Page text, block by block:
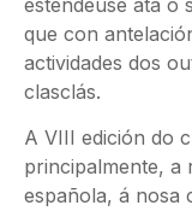
que con
actividades dos
clasclás.
A VIII edición do
principalmente, a
española, á nosa